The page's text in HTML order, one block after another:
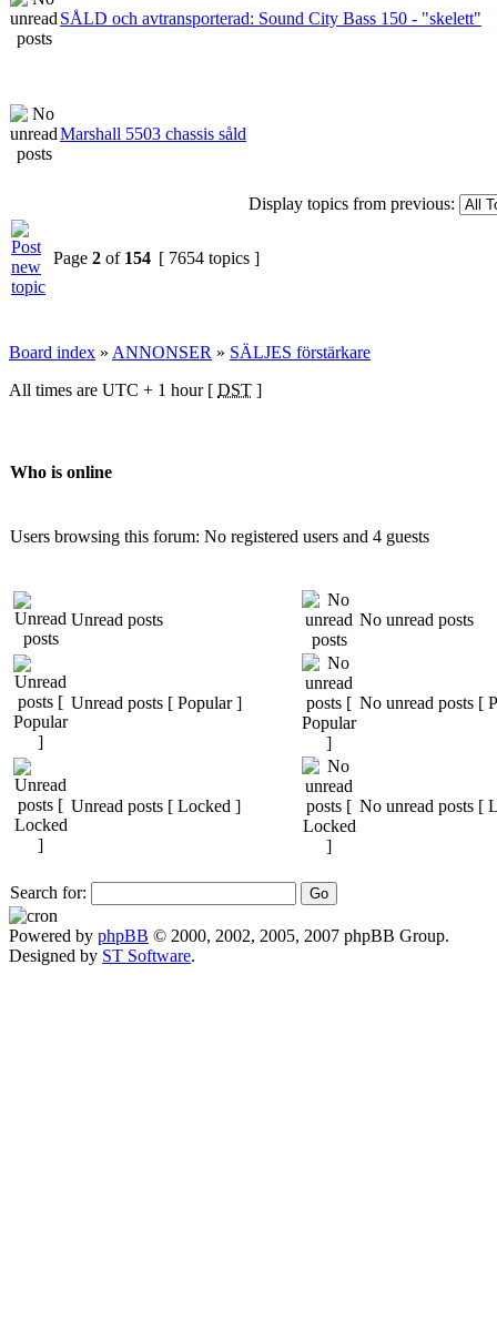
SÅLD och avtransporterad: Sound City Bass 150 - "skelett"
Marshall 5503 chassis såld
Display topics from previous:
Page 2 of 154 [ 7654 topics ]
Board index » ANNONSER » SÄLJES förstärkare
All times are UTC + 1 hour [ DST ]
Who is online
Users browsing this forum: No registered users and 4 guests
Unread posts No unread posts
Unread posts [ Popular ] No unread posts [
Unread posts [ Locked ] No unread posts [
Search for:
Powered by phpBB © 2000, 2002, 2005, 2007 phpBB Group.
Designed by ST Software.